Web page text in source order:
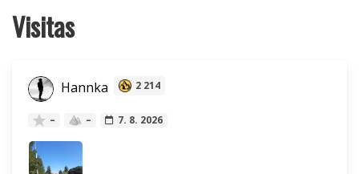
Visitas
Hannka 2 214
– – 7. 8. 2026